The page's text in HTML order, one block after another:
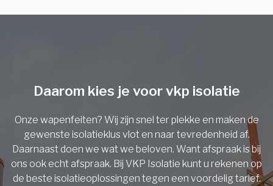
Vorige
Daarom kies je voor vkp isolatie
Onze wapenfeiten? Wij zijn snel ter plekke en maken de
gewenste isolatieklus vlot en naar tevredenheid af.
Daarnaast doen we wat we beloven. Want afspraak is bij
ons ook echt afspraak. Bij VKP Isolatie kunt u rekenen op
de beste isolatieoplossingen tegen een voordelig tarief.